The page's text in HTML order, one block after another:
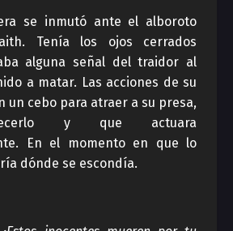
se inmutó ante el alboroto
Tenía los ojos cerrados
alguna señal del traidor al
a matar. Las acciones de su
un cebo para atraer a su presa,
y que actuara
En el momento en que lo
dónde se escondía.